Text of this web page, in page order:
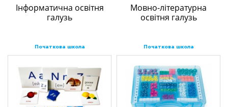
Інформатична освітня
галузь
Початкова школа
Мовно-літературна
освітня галузь
Початкова школа